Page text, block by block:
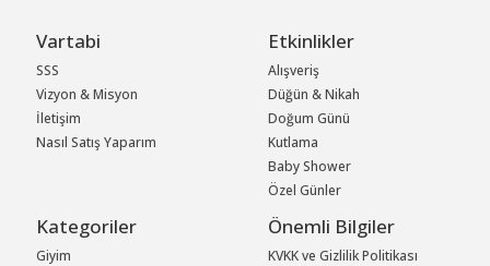
Vartabi
SSS
Vizyon & Misyon
İletişim
Nasıl Satış Yaparım
Etkinlikler
Alışveriş
Düğün & Nikah
Doğum Günü
Kutlama
Baby Shower
Özel Günler
Kategoriler
Giyim
Önemli Bilgiler
KVKK ve Gizlilik Politikası